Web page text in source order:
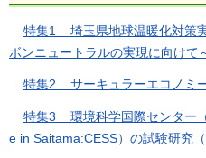
特集1 埼玉県地球温暖化対策
ボンニュートラルの実現に向けて
特集2 サーキュラーエコノミ
特集3 環境科学国際センター
e in Saitama:CESS）の試験研究（